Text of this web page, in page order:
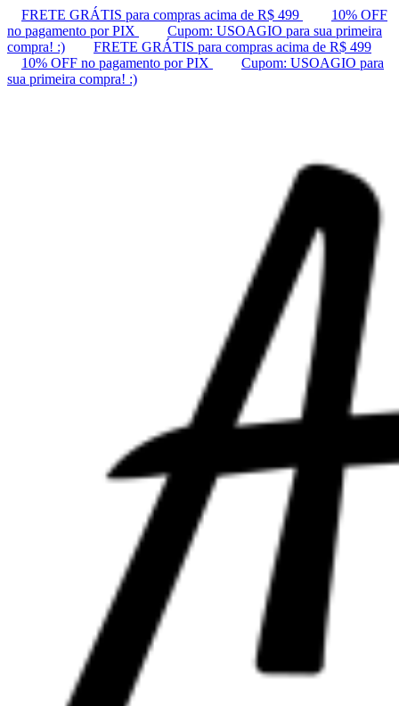
FRETE GRÁTIS para compras acima de R$ 499
10% OFF
no pagamento por PIX
Cupom: USOAGIO para sua primeira
compra! :)
FRETE GRÁTIS para compras acima de R$ 499
10% OFF no pagamento por PIX
Cupom: USOAGIO para
sua primeira compra! :)